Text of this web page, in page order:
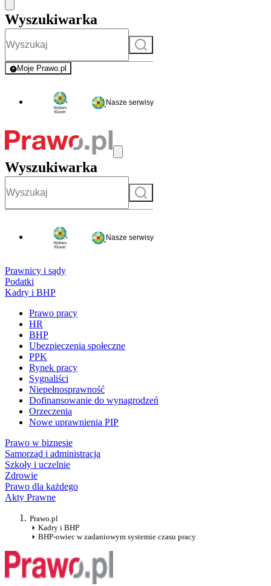
Wyszukiwarka
Szukaj
Moje Prawo.pl
- rejestracja i logowanie do serwisu
Nasze serwisy
Wyszukiwarka
Szukaj
Nasze serwisy
Prawnicy i sądy
Podatki
Kadry i BHP
Prawo pracy
HR
BHP
Ubezpieczenia społeczne
PPK
Rynek pracy
Sygnaliści
Niepełnosprawność
Dofinansowanie do wynagrodzeń
Orzeczenia
Nowe uprawnienia PIP
Prawo w biznesie
Samorząd i administracja
Szkoły i uczelnie
Zdrowie
Prawo dla każdego
Akty Prawne
Prawo.pl
Kadry i BHP
BHP-owiec w zadaniowym systemie czasu pracy